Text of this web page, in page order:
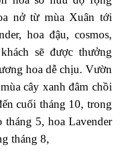
nở từ mùa Xuân tới
hoa đậu, cosmos,
sẽ được thưởng
hoa dễ chịu. Vườn
cây xanh đâm chồi
cuối tháng 10, trong
5, hoa Lavender
tháng 8,